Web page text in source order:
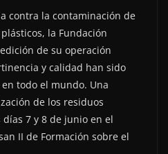
contra la contaminación de
la Fundación
de su operación
y calidad han sido
todo el mundo. Una
de los residuos
7 y 8 de junio en el
II de Formación sobre el